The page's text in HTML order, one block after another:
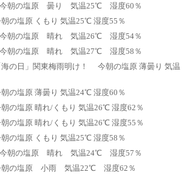
朝の塩原 曇り 気温25℃ 湿度60％
の塩原 くもり 気温25℃ 湿度55％
朝の塩原 晴れ 気温26℃ 湿度54％
朝の塩原 晴れ 気温27℃ 湿度58％
海の日」関東梅雨明け！ 今朝の塩原 薄曇り 気温
の塩原 薄曇り 気温24℃ 湿度60％
の塩原 晴れ/くもり 気温26℃ 湿度62％
の塩原 晴れ/くもり 気温26℃ 湿度55％
の塩原 くもり 気温25℃ 湿度58％
朝の塩原 晴れ 気温24℃ 湿度57％
朝の塩原 小雨 気温22℃ 湿度62％